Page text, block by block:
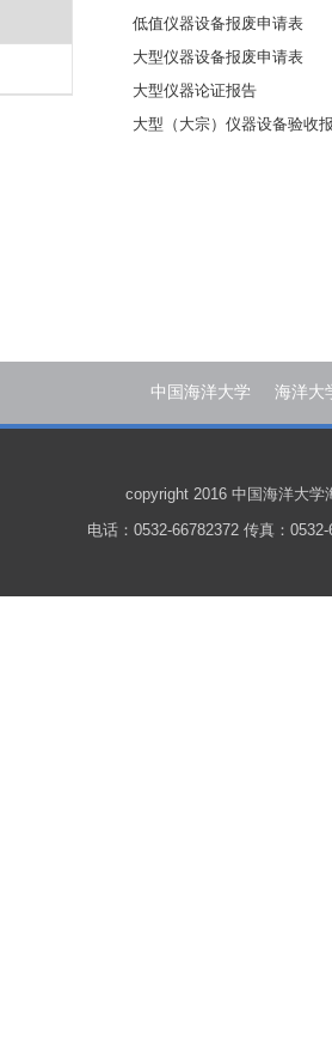
低值仪器设备报废申请表
大型仪器设备报废申请表
大型仪器论证报告
大型（大宗）仪器设备验收
中国海洋大学 海洋大
copyright 2016 中国海洋大学
电话：0532-66782372 传真：